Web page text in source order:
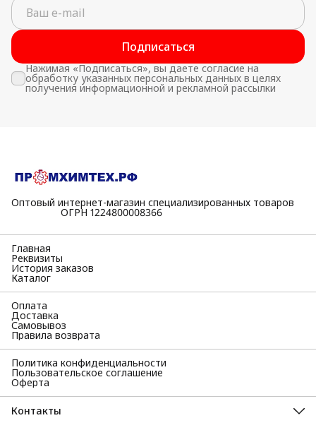
Подписаться
Нажимая «Подписаться», вы даете согласие на
обработку указанных персональных данных в целях
получения информационной и рекламной рассылки
Оптовый интернет-магазин специализированных товаров
⠀⠀⠀⠀⠀⠀⠀ОГРН 1224800008366
Главная
Реквизиты
История заказов
Каталог
Оплата
Доставка
Самовывоз
Правила возврата
Политика конфиденциальности
Пользовательское соглашение
Оферта
Контакты